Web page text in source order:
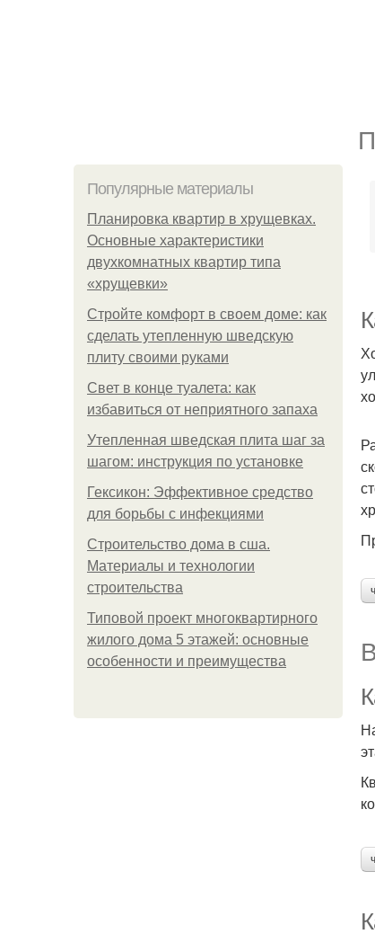
Популярные материалы
Планировка квартир в хрущевках.
Основные характеристики
двухкомнатных квартир типа
«хрущевки»
Стройте комфорт в своем доме: как
сделать утепленную шведскую
плиту своими руками
Свет в конце туалета: как
избавиться от неприятного запаха
Утепленная шведская плита шаг за
шагом: инструкция по установке
Гексикон: Эффективное средство
для борьбы с инфекциями
Строительство дома в сша.
Материалы и технологии
строительства
Типовой проект многоквартирного
жилого дома 5 этажей: основные
особенности и преимущества